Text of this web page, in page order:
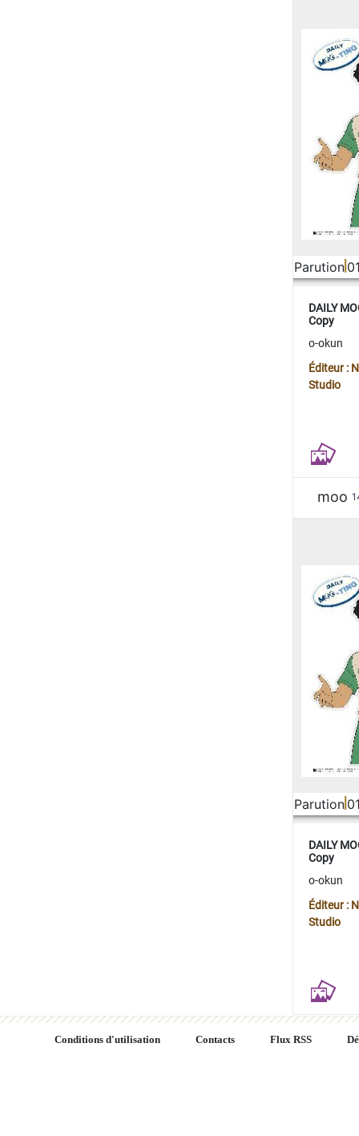
Parution
DAILY
Copy
o-okun
Éditeur :
Studio
moo
Parution
DAILY
Copy
o-okun
Éditeur :
Studio
Conditions d'utilisation Contacts Flux RSS